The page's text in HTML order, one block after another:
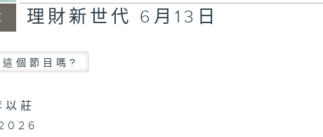
理財新世代 6月13日
個節目嗎?
以莊